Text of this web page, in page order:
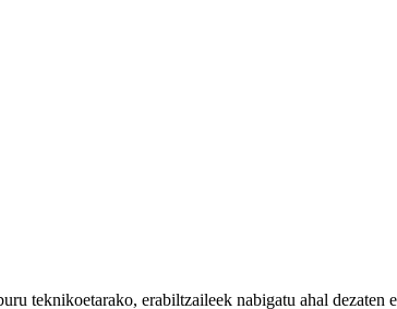
teknikoetarako, erabiltzaileek nabigatu ahal dezaten